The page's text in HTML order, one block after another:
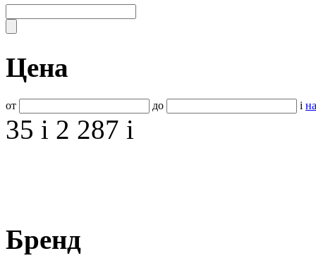
Цена
от до i
35 i 2 287 i
Бренд